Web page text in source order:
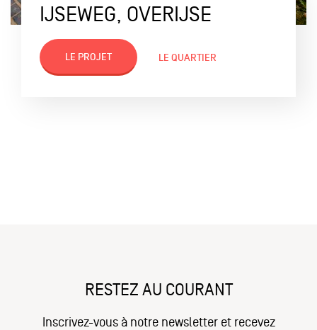
IJSEWEG, OVERIJSE
LE PROJET LE QUARTIER
RESTEZ AU COURANT
Inscrivez-vous à notre newsletter et recevez